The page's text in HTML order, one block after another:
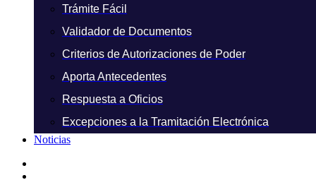
Trámite Fácil
Validador de Documentos
Criterios de Autorizaciones de Poder
Aporta Antecedentes
Respuesta a Oficios
Excepciones a la Tramitación Electrónica
Noticias